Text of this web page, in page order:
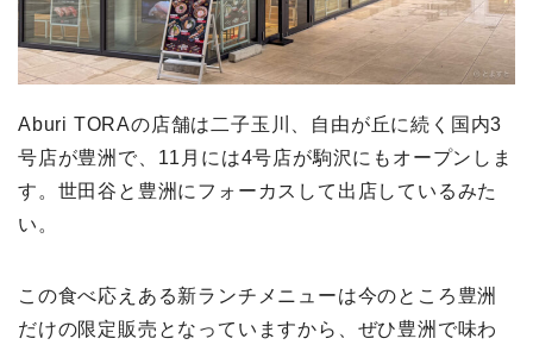
Aburi TORAの店舗は二子玉川、自由が丘に続く国内3
号店が豊洲で、11月には4号店が駒沢にもオープンしま
す。世田谷と豊洲にフォーカスして出店しているみた
い。
この食べ応えある新ランチメニューは今のところ豊洲
だけの限定販売となっていますから、ぜひ豊洲で味わ